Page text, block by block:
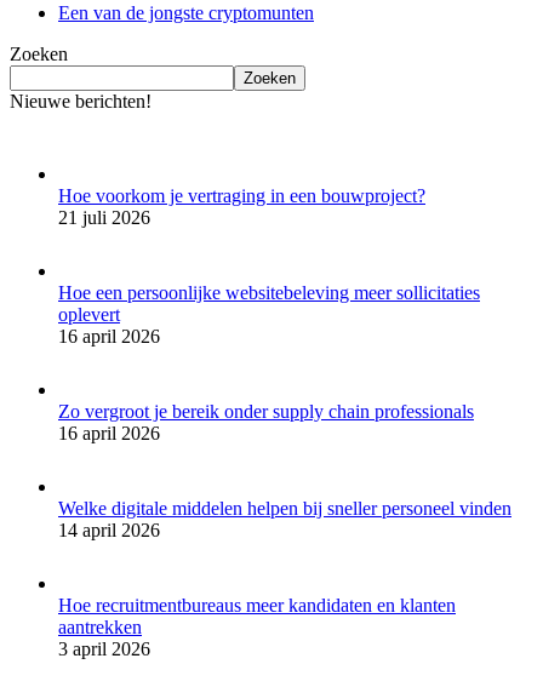
Een van de jongste cryptomunten
Zoeken
Zoeken
Nieuwe berichten!
Hoe voorkom je vertraging in een bouwproject?
21 juli 2026
Hoe een persoonlijke websitebeleving meer sollicitaties
oplevert
16 april 2026
Zo vergroot je bereik onder supply chain professionals
16 april 2026
Welke digitale middelen helpen bij sneller personeel vinden
14 april 2026
Hoe recruitmentbureaus meer kandidaten en klanten
aantrekken
3 april 2026